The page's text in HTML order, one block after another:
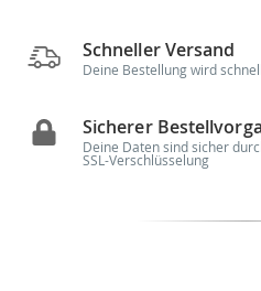
Schneller Versand
Deine Bestellung wird
Sicherer
Deine Daten sind sicher
SSL-Verschlüsselung